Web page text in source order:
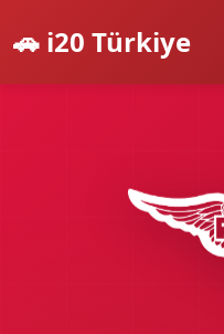
🚗 i20 Türkiye